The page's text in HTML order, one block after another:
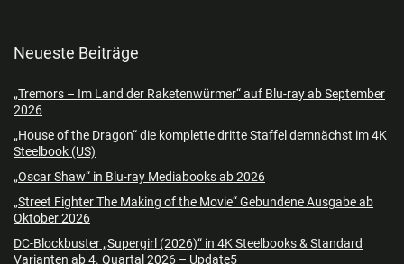
Neueste Beiträge
„Tremors – Im Land der Raketenwürmer“ auf Blu-ray ab September
2026
„House of the Dragon“ die komplette dritte Staffel demnächst im 4K
Steelbook (US)
„Oscar Shaw“ in Blu-ray Mediabooks ab 2026
„Street Fighter The Making of the Movie“ Gebundene Ausgabe ab
Oktober 2026
DC-Blockbuster „Supergirl (2026)“ in 4K Steelbooks & Standard
Varianten ab 4. Quartal 2026 – Update5